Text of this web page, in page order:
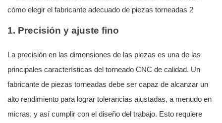
1. Precisión y ajuste fino
La precisión en las dimensiones de las piezas es una de las
principales características del torneado CNC de calidad. Un
fabricante de piezas torneadas debe ser capaz de alcanzar un
alto rendimiento para lograr tolerancias ajustadas, a menudo en
micras, y así cumplir con el diseño del trabajo. Esto requiere